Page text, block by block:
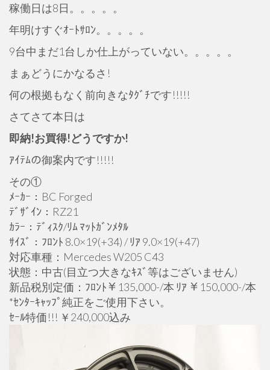
稼働日は8日。。。。。
年明けすぐｵｰﾄｻﾛﾝ。。。。。
9台中まだ1台しか仕上がっていない。。。。。
まぁどうにかなるさ!
何の根拠もなく前向きなﾀｸﾞﾁです!!!!!
さてさて本日は
即納!お買得!どうですか!
ｱｲﾃﾑの御案内です!!!!!
その①
ﾒｰｶｰ：BC Forged
ﾃﾞｻﾞｲﾝ：RZ21
ｶﾗｰ：ﾃﾞｨｽｸ/ﾘﾑ ﾏｯﾄｶﾞﾝﾒﾀﾙ
ｻｲｽﾞ：ﾌﾛﾝﾄ 8.0×19(+34) / ﾘｱ 9.0×19(+47)
対応車種：Mercedes W205 C43
状態：中古(目立つ大きなｷｽﾞ等はございません)
新品税別定価：ﾌﾛﾝﾄ￥135,000-/本 ﾘｱ ￥150,000-/本
*ｾﾝﾀｰｷｬｯﾌﾟ純正をご使用下さい。
ｾｰﾙ特価!!! ￥240,000込み